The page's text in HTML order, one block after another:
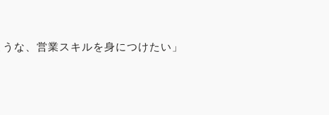
な、営業スキルを身につけたい」